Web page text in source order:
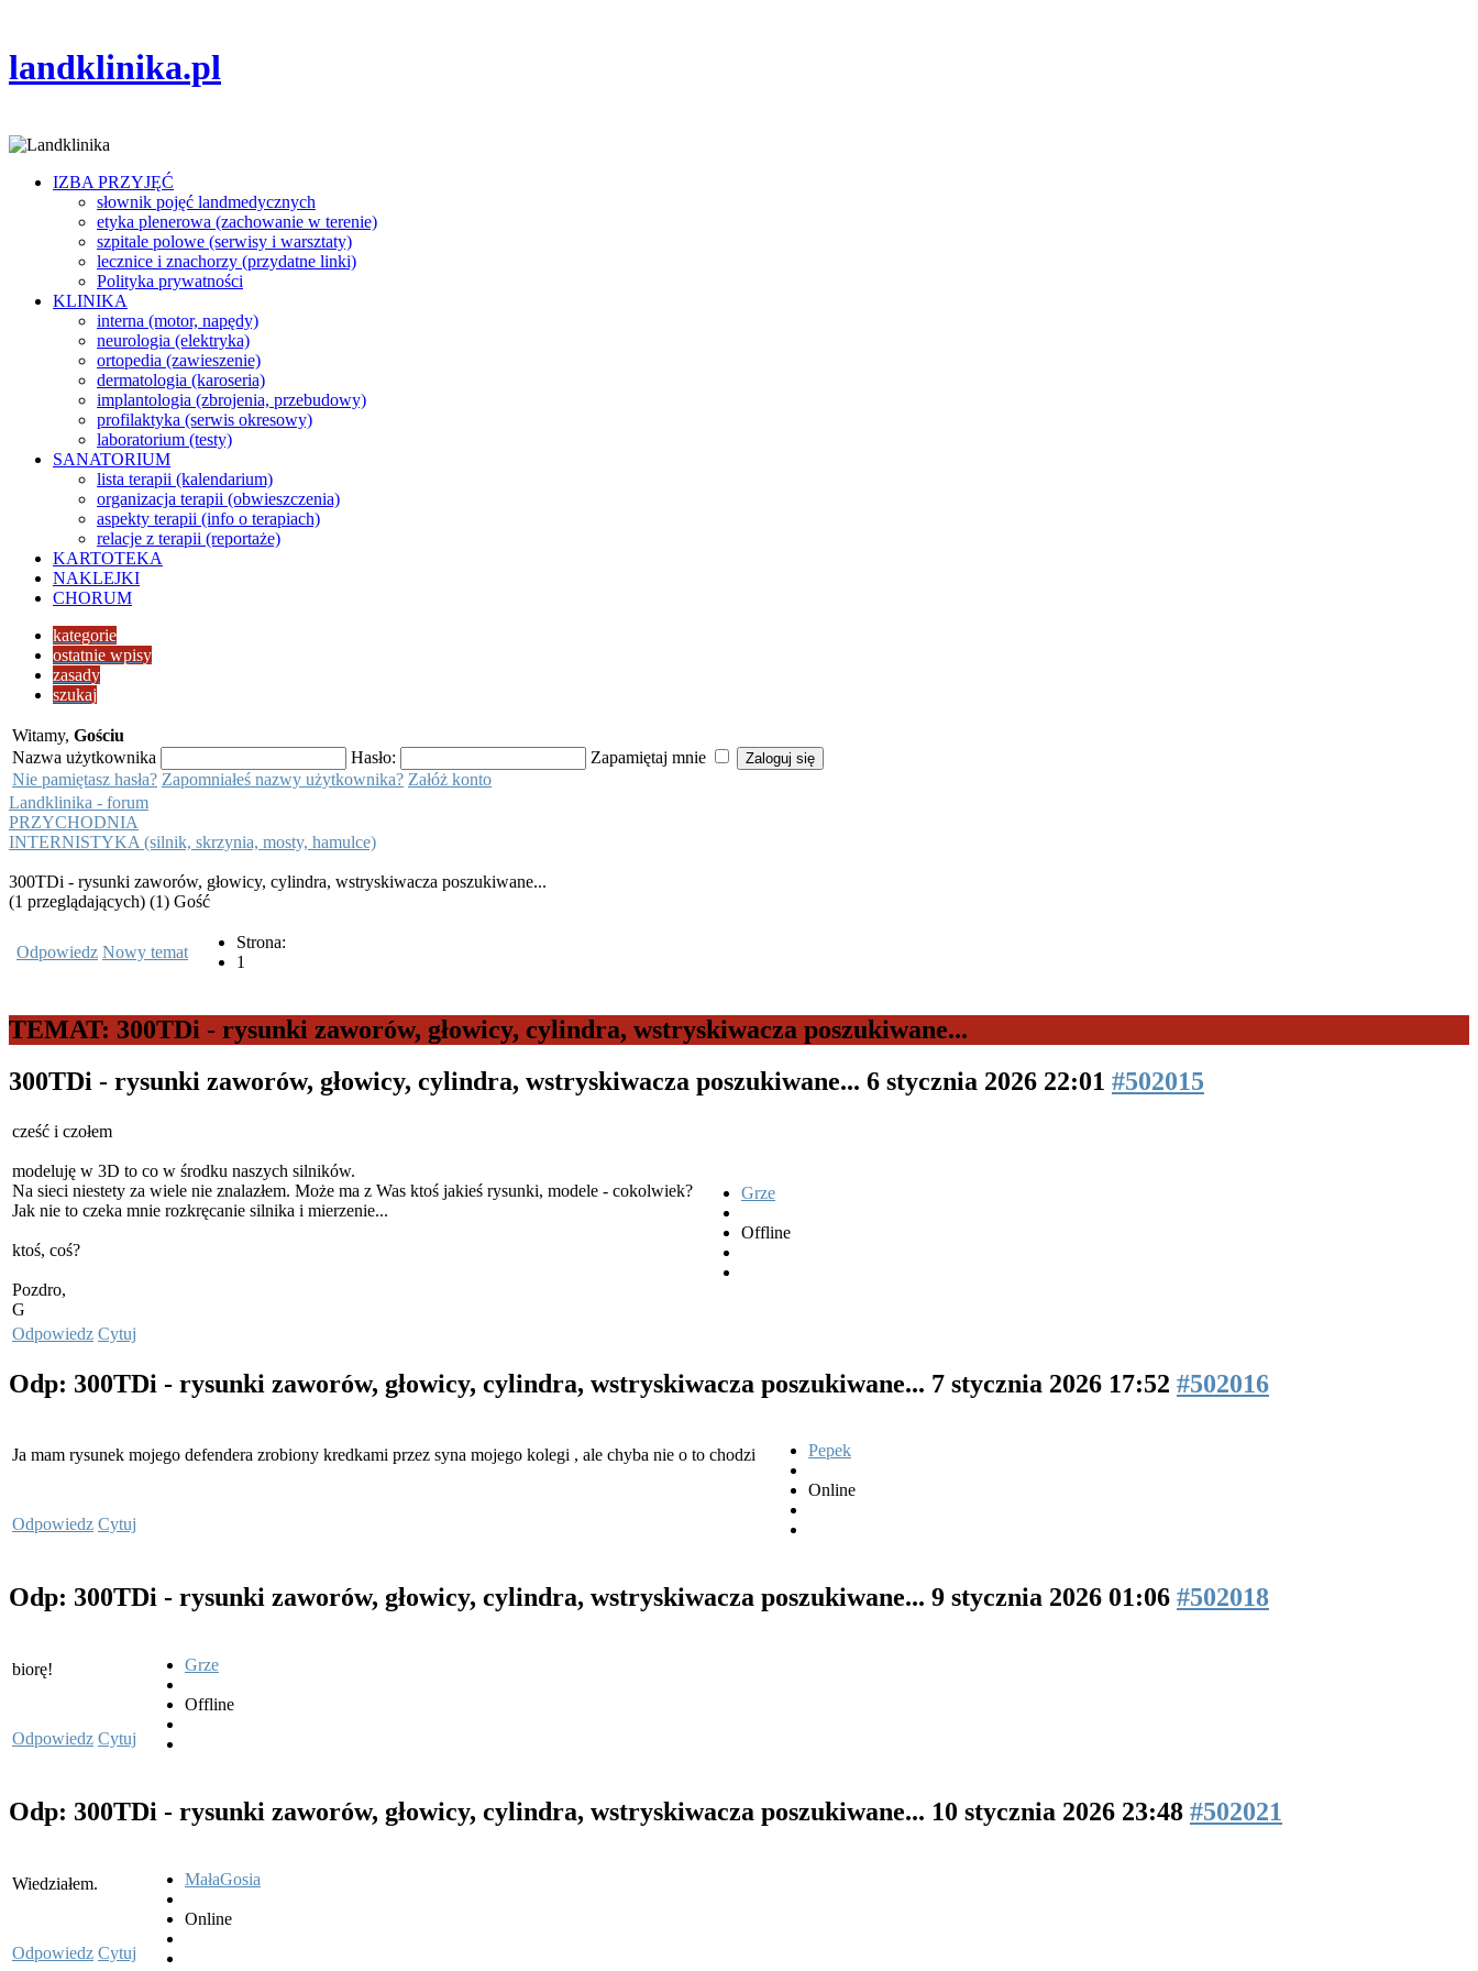
landklinika.pl
IZBA PRZYJĘĆ
słownik pojęć landmedycznych
etyka plenerowa (zachowanie w terenie)
szpitale polowe (serwisy i warsztaty)
lecznice i znachorzy (przydatne linki)
Polityka prywatności
KLINIKA
interna (motor, napędy)
neurologia (elektryka)
ortopedia (zawieszenie)
dermatologia (karoseria)
implantologia (zbrojenia, przebudowy)
profilaktyka (serwis okresowy)
laboratorium (testy)
SANATORIUM
lista terapii (kalendarium)
organizacja terapii (obwieszczenia)
aspekty terapii (info o terapiach)
relacje z terapii (reportaże)
KARTOTEKA
NAKLEJKI
CHORUM
kategorie
ostatnie wpisy
zasady
szukaj
Witamy, Gościu
Nazwa użytkownika
Hasło:
Zapamiętaj mnie
Nie pamiętasz hasła? Zapomniałeś nazwy użytkownika? Załóż konto
Landklinika - forum
PRZYCHODNIA
INTERNISTYKA (silnik, skrzynia, mosty, hamulce)
300TDi - rysunki zaworów, głowicy, cylindra, wstryskiwacza poszukiwane...
(1 przeglądających) (1) Gość
Odpowiedz Nowy temat
Strona:
1
TEMAT: 300TDi - rysunki zaworów, głowicy, cylindra, wstryskiwacza poszukiwane...
300TDi - rysunki zaworów, głowicy, cylindra, wstryskiwacza poszukiwane... 6 stycznia 2026 22:01 #502015
cześć i czołem
modeluję w 3D to co w środku naszych silników.
Na sieci niestety za wiele nie znalazłem. Może ma z Was ktoś jakieś rysunki, modele - cokolwiek?
Jak nie to czeka mnie rozkręcanie silnika i mierzenie...
ktoś, coś?
Pozdro,
G
Grze
Offline
Odpowiedz Cytuj
Odp: 300TDi - rysunki zaworów, głowicy, cylindra, wstryskiwacza poszukiwane... 7 stycznia 2026 17:52 #502016
Ja mam rysunek mojego defendera zrobiony kredkami przez syna mojego kolegi , ale chyba nie o to chodzi Pepek
Online
Odpowiedz Cytuj
Odp: 300TDi - rysunki zaworów, głowicy, cylindra, wstryskiwacza poszukiwane... 9 stycznia 2026 01:06 #502018
biorę! Grze
Offline
Odpowiedz Cytuj
Odp: 300TDi - rysunki zaworów, głowicy, cylindra, wstryskiwacza poszukiwane... 10 stycznia 2026 23:48 #502021
Wiedziałem. MałaGosia
Online
Odpowiedz Cytuj